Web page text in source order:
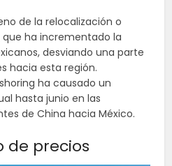
de la relocalización o
que ha incrementado la
desviando una parte
hacia esta región.
ha causado un
hasta junio en las
de China hacia México.
de precios